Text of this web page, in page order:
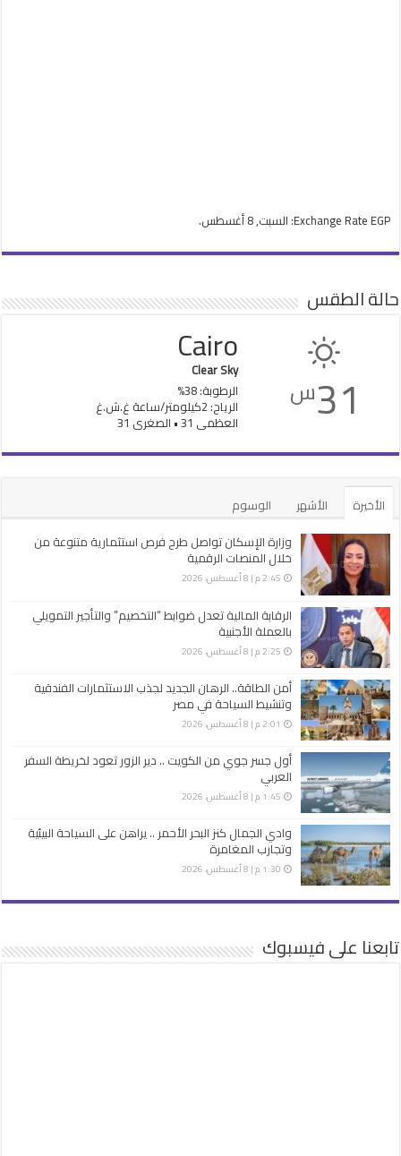
Exchange Rate EGP : السبت, 8 أغسطس.
حالة الطقس
31س
Cairo
Clear Sky
الرطوبة: 38%
الرياح: 2كيلومتر/ساعة غ.ش.غ
العظمى 31 • الصغرى 31
الأخيرة الأشهر
الوسوم
وزارة الإسكان تواصل طرح فرص استثمارية متنوعة من
خلال المنصات الرقمية
2:45 م | 8 أغسطس، 2026
الرقابة المالية تعدل ضوابط “التخصيم” والتأجير التمويلي
بالعملة الأجنبية
2:25 م | 8 أغسطس، 2026
أمن الطاقة.. الرهان الجديد لجذب الاستثمارات الفندقية
وتنشيط السياحة في مصر
2:01 م | 8 أغسطس، 2026
أول جسر جوي من الكويت .. دير الزور تعود لخريطة السفر
العربي
1:45 م | 8 أغسطس، 2026
وادي الجمال كنز البحر الأحمر .. يراهن على السياحة البيئية
وتجارب المغامرة
1:30 م | 8 أغسطس، 2026
تابعنا على فيسبوك